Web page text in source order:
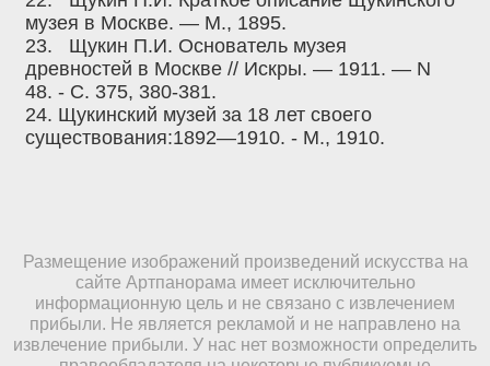
музея в Москве. — М., 1895.
23.
Щукин П.И. Основатель музея
древностей в Москве // Искры. — 1911. — N
48. - С. 375, 380-381.
24. Щукинский музей за 18 лет своего
существования:1892—1910. - М., 1910.
Размещение изображений произведений искусства на
сайте Артпанорама имеет исключительно
информационную цель и не связано с извлечением
прибыли. Не является рекламой и не направлено на
извлечение прибыли. У нас нет возможности определить